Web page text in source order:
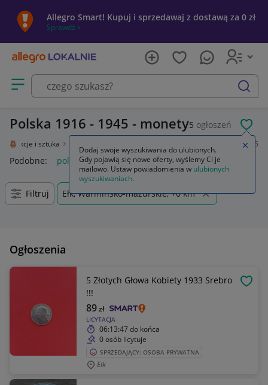
Allegro Smart! Kupuj i sprzedawaj z dostawą za 0 zł
Sprawdź »
Otwórz menu z kategoriami
szukaj
Polska 1916 - 1945 - monety5 ogłoszeń
Kolekcje i sztuka Polska 1916 - 1945
Podobne: polska 1916 1945
Filtruj Ełk, Warmińsko-mazurskie, +0 km
Ogłoszenia
5 Złotych Głowa Kobiety 1933 Srebro
!!!
LICYTACJA
89zł
06:13:47do końca
0 osób licytuje
SPRZEDAJĄCY: OSOBA PRYWATNA
Ełk
Dodaj swoje wyszukiwania do ulubionych.
Gdy pojawią się nowe oferty, wyślemy Ci je
mailowo. Ustaw powiadomienia w ulubionych
wyszukiwaniach.